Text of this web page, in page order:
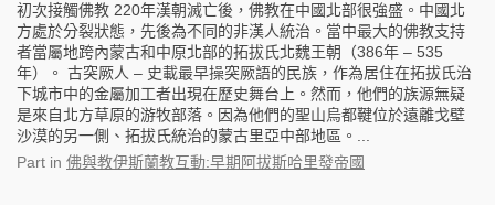
初次接觸佛教 220年漢朝滅亡後，佛教在中國北部很強盛。中國北
方處於分裂狀態，先後為不同的非漢人統治。當中最大的佛教支持
者當屬地跨內蒙古和中原北部的拓拔氏北魏王朝（386年 – 535
年）。 古突厥人 – 史載最早操突厥語的民族，作為居住在拓拔氏治
下城市中的金屬加工者出現在歷史舞台上。然而，他們的族源無疑
是來自北方草原的游牧部落。因為他們的聖山烏都鞬位於遠離戈壁
沙漠的另一側、拓拔氏統治的蒙古里亞中部地區。...
Part in 佛與教伊斯蘭教互動:早期阿拔斯哈里發帝國